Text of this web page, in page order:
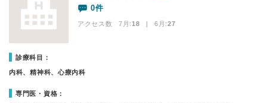
0件
アクセス数 7月:18 | 6月:27
診療科目：
内科、精神科、心療内科
専門医・資格：